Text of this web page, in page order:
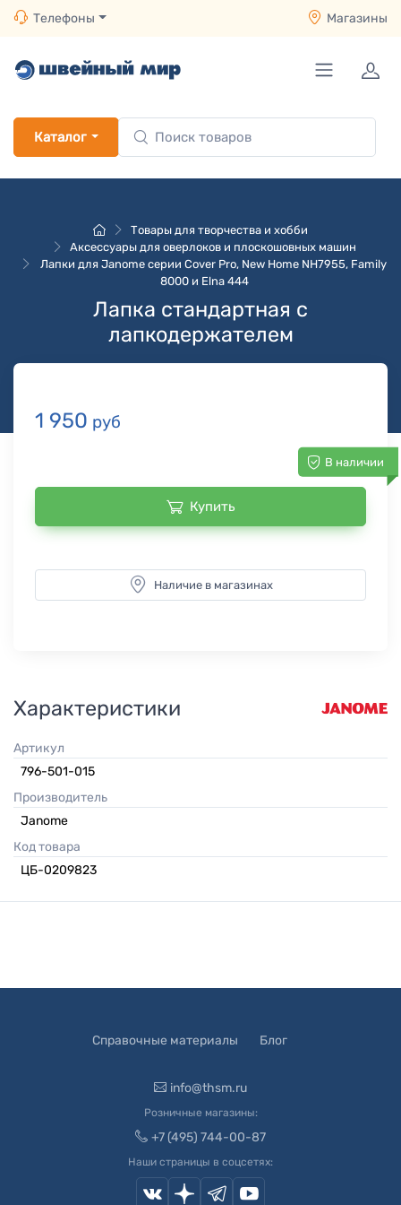
Телефоны Магазины
Каталог
Товары для творчества и хобби
Аксессуары для оверлоков и плоскошовных машин
Лапки для Janome серии Cover Pro, New Home NH7955, Family
8000 и Elna 444
Лапка стандартная с
лапкодержателем
1 950 руб
В наличии
Купить
Наличие в магазинах
Характеристики
Артикул
796-501-015
Производитель
Janome
Код товара
ЦБ-0209823
Справочные материалы Блог
info@thsm.ru
Розничные магазины:
+7 (495) 744-00-87
Наши страницы в соцсетях: